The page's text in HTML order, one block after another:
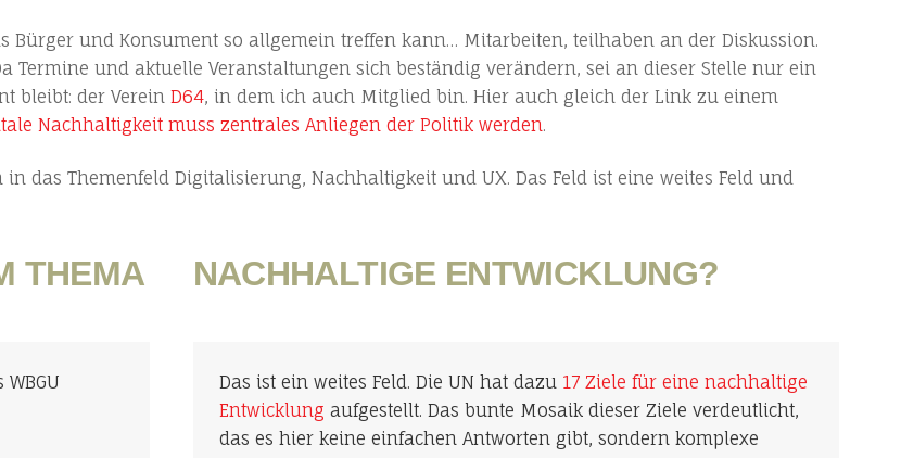
Bürger und Konsument so allgemein treffen kann… Mitarbeiten, teilhaben an der Diskussion.
Termine und aktuelle Veranstaltungen sich beständig verändern, sei an dieser Stelle nur ein
bleibt: der Verein D64, in dem ich auch Mitglied bin. Hier auch gleich der Link zu einem
Nachhaltigkeit muss zentrales Anliegen der Politik werden.
das Themenfeld Digitalisierung, Nachhaltigkeit und UX. Das Feld ist eine weites Feld und
THEMA
WBGU
NACHHALTIGE ENTWICKLUNG?
Das ist ein weites Feld. Die UN hat dazu 17 Ziele für eine nachhaltige
Entwicklung aufgestellt. Das bunte Mosaik dieser Ziele verdeutlicht,
das es hier keine einfachen Antworten gibt, sondern komplexe